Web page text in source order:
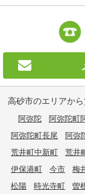
高砂市のエリアか
阿弥陀 阿弥陀町
阿弥陀町長尾
阿弥
荒井町中新町
荒井
伊保港町
今市 梅
松陽
時光寺町 曽